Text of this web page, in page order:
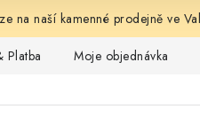
na naší kamenné prodejně ve
Platba Moje objednávka